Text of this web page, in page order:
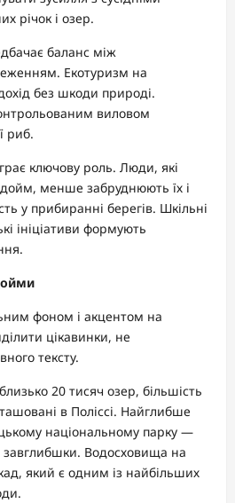
річок і озер.
баланс між
Екотуризм на
без шкоди природі.
виловом
риб.
ключову роль. Люди, які
менше забруднюють їх і
у прибиранні берегів. Шкільні
ініціативи формують
фоном і акцентом на
цікавинки, не
тексту.
20 тисяч озер, більшість
в Поліссі. Найглибше
національному парку —
завглибшки. Водосховища на
який є одним із найбільших